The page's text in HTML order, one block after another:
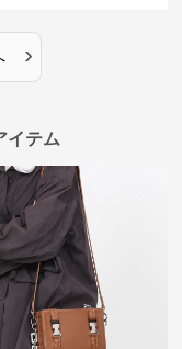
›
イテム